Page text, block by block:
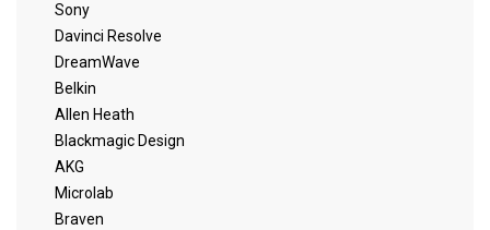
Sony
Davinci Resolve
DreamWave
Belkin
Allen Heath
Blackmagic Design
AKG
Microlab
Braven